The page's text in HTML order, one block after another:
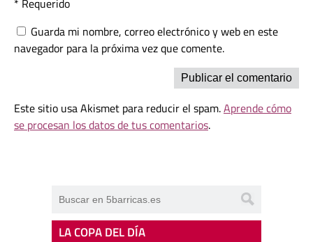
* Requerido
Guarda mi nombre, correo electrónico y web en este
navegador para la próxima vez que comente.
Este sitio usa Akismet para reducir el spam.Aprende cómo
se procesan los datos de tus comentarios.
LA COPA DEL DÍA